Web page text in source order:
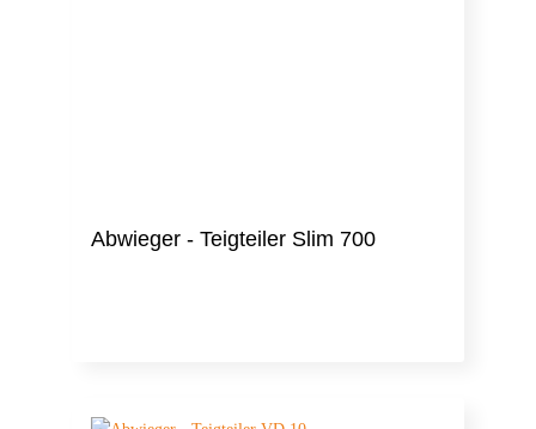
Abwieger - Teigteiler Slim 700